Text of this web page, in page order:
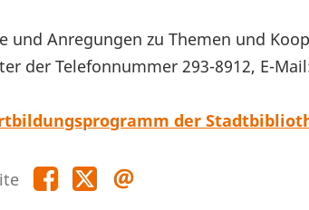
und Anregungen zu Themen und
der Telefonnummer 293-8912, E-
der
Teile
diese
Teile
diese